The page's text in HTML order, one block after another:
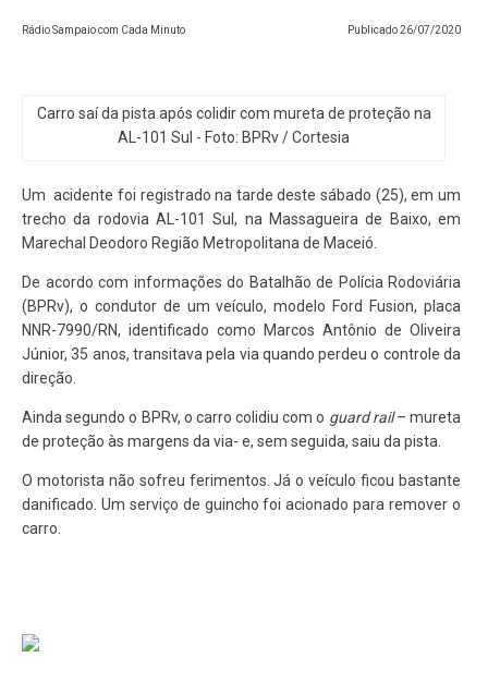
Rádio Sampaio com Cada Minuto Publicado26/07/2020
Carro saí da pista após colidir com mureta de proteção na
AL-101 Sul - Foto: BPRv / Cortesia
Um acidente foi registrado na tarde deste sábado (25), em um
trecho da rodovia AL-101 Sul, na Massagueira de Baixo, em
Marechal Deodoro Região Metropolitana de Maceió.
De acordo com informações do Batalhão de Polícia Rodoviária
(BPRv), o condutor de um veículo, modelo Ford Fusion, placa
NNR-7990/RN, identificado como Marcos Antônio de Oliveira
Júnior, 35 anos, transitava pela via quando perdeu o controle da
direção.
Ainda segundo o BPRv, o carro colidiu com o guard rail– mureta
de proteção às margens da via- e, sem seguida, saiu da pista.
O motorista não sofreu ferimentos. Já o veículo ficou bastante
danificado. Um serviço de guincho foi acionado para remover o
carro.